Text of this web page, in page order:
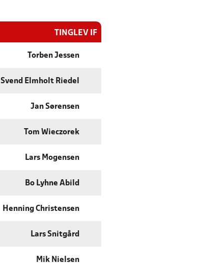
TINGLEV IF
Torben Jessen
Svend Elmholt Riedel
Jan Sørensen
Tom Wieczorek
Lars Mogensen
Bo Lyhne Abild
Henning Christensen
Lars Snitgård
Mik Nielsen